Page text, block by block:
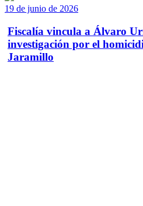
19 de junio de 2026
Fiscalía vincula a Álvaro
investigación por el
Jaramillo